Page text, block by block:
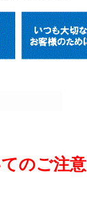
のご注意